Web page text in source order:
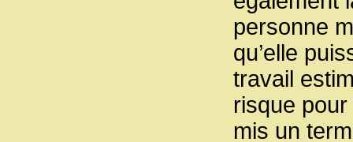
personne
qu’elle
travail
risque
mis un